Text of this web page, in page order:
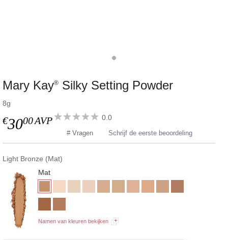
Mary Kay® Silky Setting Powder
8g
€3000AVP 0.0
# Vragen Schrijf de eerste beoordeling
Light Bronze (Mat)
Mat
Namen van kleuren bekijken